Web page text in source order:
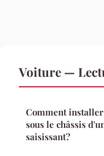
Voiture —
Comment
sous le châssis
saisissant?